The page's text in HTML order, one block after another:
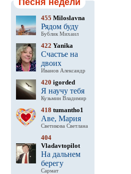
Песня недели
455 Miloslavna
Рядом буду
Бублик Михаил
422 Yanika
Счастье на
двоих
Иванов Александр
420 igorded
Я научу тебя
Кузьмин Владимир
418 tumantho1
Аве, Мария
Светикова Светлана
404
Vladavtopilot
На дальнем
берегу
Сармат